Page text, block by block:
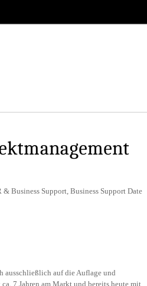
Business Support, Business Support Date
ausschließlich auf die Auflage und
7 Jahren am Markt und bereits heute mit